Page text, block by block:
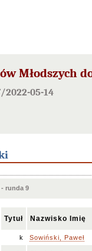
Młodszych
2022-05-14
runda 9
Tytuł Nazwisko Imię
k Sowiński, Paweł